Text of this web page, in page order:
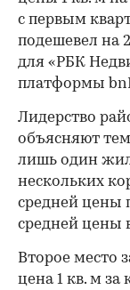
с первым
подешевел на
для «РБК
платформы
Лидерство
объясняют
лишь один
нескольких
средней цены
средней цены
Второе место
цена 1 кв. м за